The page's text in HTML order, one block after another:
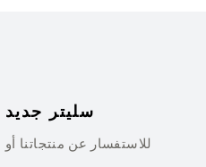
سليتر جديد
للاستفسار عن منتجاتنا أو